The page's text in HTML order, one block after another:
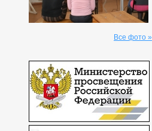
Все фото »